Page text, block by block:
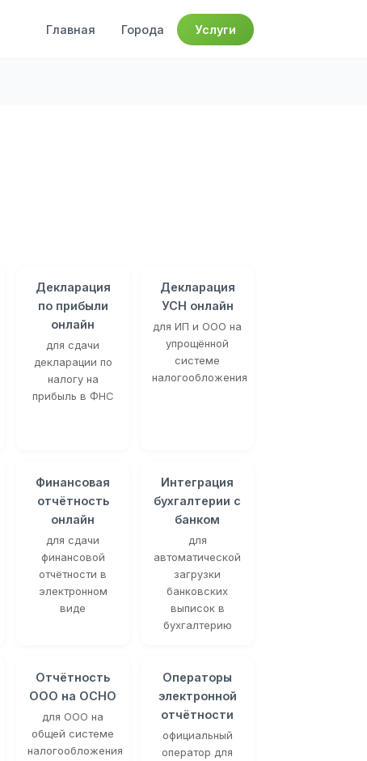
Главная Города Услуги
Декларация
по прибыли
онлайн
для сдачи
декларации по
налогу на
прибыль в ФНС
Декларация
УСН онлайн
для ИП и ООО на
упрощённой
системе
налогообложения
Финансовая
отчётность
онлайн
для сдачи
финансовой
отчётности в
электронном
виде
Интеграция
бухгалтерии с
банком
для
автоматической
загрузки
банковских
выписок в
бухгалтерию
Отчётность
ООО на ОСНО
для ООО на
общей системе
налогообложения
Операторы
электронной
отчётности
официальный
оператор для